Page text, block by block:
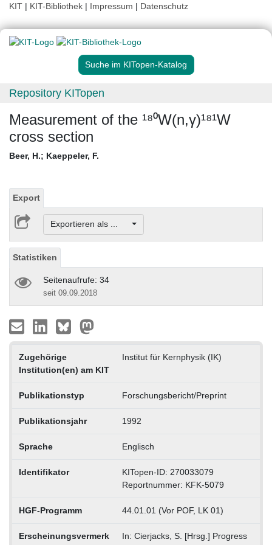
KIT | KIT-Bibliothek | Impressum | Datenschutz
Suche im KITopen-Katalog
Repository KITopen
Measurement of the ¹⁸⁰W(n,γ)¹⁸¹W
cross section
Beer, H.; Kaeppeler, F.
Export
Exportieren als ...
Statistiken
Seitenaufrufe: 34
seit 09.09.2018
Zugehörige
Institution(en) am KIT
Institut für Kernphysik (IK)
Publikationstyp Forschungsbericht/Preprint
Publikationsjahr 1992
Sprache Englisch
Identifikator
KITopen-ID: 270033079
Reportnummer: KFK-5079
HGF-Programm 44.01.01 (Vor POF, LK 01)
Erscheinungsvermerk
In: Cierjacks, S. [Hrsg.] Progress